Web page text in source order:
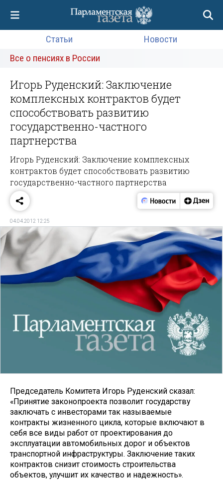
Статьи
Новости
Все о пенсиях в России
Игорь Руденский: Заключение
комплексных контрактов будет
способствовать развитию
государственно-частного
партнерства
Игорь Руденский: Заключение комплексных
контрактов будет способствовать развитию
государственно-частного партнерства
04.04.2012 12:25
Председатель Комитета Игорь Руденский сказал:
«Принятие законопроекта позволит государству
заключать с инвесторами так называемые
контракты жизненного цикла, которые включают в
себя все виды работ от проектирования до
эксплуатации автомобильных дорог и объектов
транспортной инфраструктуры. Заключение таких
контрактов снизит стоимость строительства
объектов, улучшит их качество и надежность».